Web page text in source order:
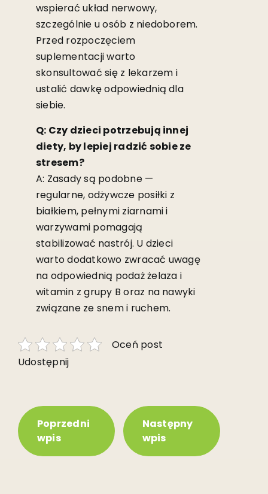
wspierać układ nerwowy,
szczególnie u osób z niedoborem.
Przed rozpoczęciem
suplementacji warto
skonsultować się z lekarzem i
ustalić dawkę odpowiednią dla
siebie.
Q: Czy dzieci potrzebują innej
diety, by lepiej radzić sobie ze
stresem?
A: Zasady są podobne —
regularne, odżywcze posiłki z
białkiem, pełnymi ziarnami i
warzywami pomagają
stabilizować nastrój. U dzieci
warto dodatkowo zwracać uwagę
na odpowiednią podaż żelaza i
witamin z grupy B oraz na nawyki
związane ze snem i ruchem.
Oceń post
Udostępnij
Poprzedni
wpis
Następny
wpis